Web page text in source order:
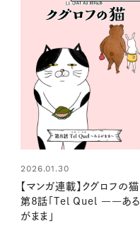
2026.01.30
【マンガ連載】クグロフの猫
第8話「Tel Quel ――ある
がまま」